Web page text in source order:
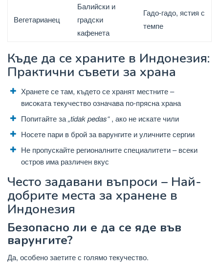
Вегетарианец
Балийски и
градски
кафенета
Гадо-гадо, ястия с
темпе
Къде да се храните в Индонезия:
Практични съвети за храна
Хранете се там, където се хранят местните –
високата текучество означава по-прясна храна
Попитайте за„tidak pedas“, ако не искате чили
Носете пари в брой за варунгите и уличните сергии
Не пропускайте регионалните специалитети – всеки
остров има различен вкус
Често задавани въпроси – Най-
добрите места за хранене в
Индонезия
Безопасно ли е да се яде във
варунгите?
Да, особено заетите с голямо текучество.